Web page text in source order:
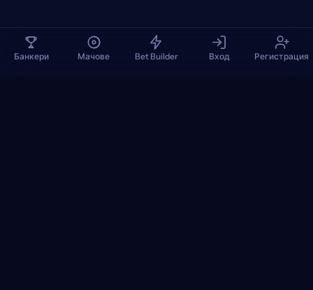
Банкери Мачове Bet Builder Вход Регистрация